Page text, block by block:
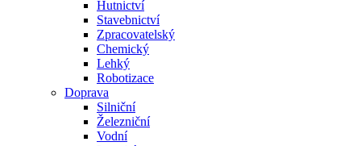
Hutnictví
Stavebnictví
Zpracovatelský
Chemický
Lehký
Robotizace
Doprava
Silniční
Železniční
Vodní